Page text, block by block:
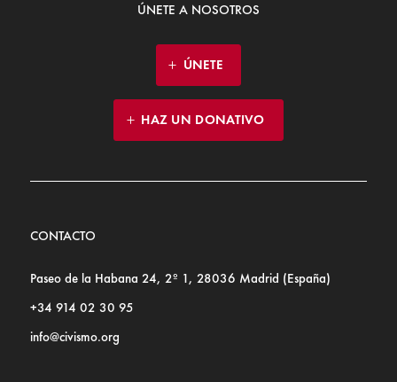
ÚNETE A NOSOTROS
ÚNETE
HAZ UN DONATIVO
CONTACTO
Paseo de la Habana 24, 2º 1, 28036 Madrid (España)
+34 914 02 30 95
info@civismo.org